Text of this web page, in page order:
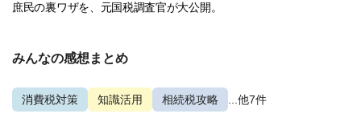
庶民の裏ワザを、元国税調査官が大公開。
みんなの感想まとめ
消費税対策 知識活用 相続税攻略 ...他7件